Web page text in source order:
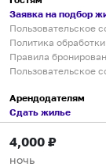
4,000 ₽
ночь
Заявка на подбор
Пользовательское
Политика
Правила
Пользовательское
Арендодателям
Сдать жилье
Пользовательское
Правила публикации